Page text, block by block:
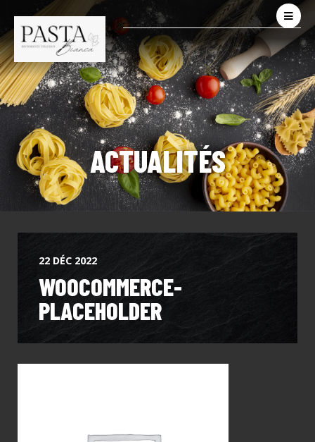
ACTUALITÉS
22 DÉC 2022
WOOCOMMERCE-
PLACEHOLDER